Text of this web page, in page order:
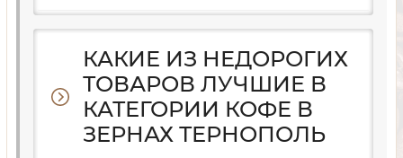
КАКИЕ ИЗ НЕДОРОГИХ
ТОВАРОВ ЛУЧШИЕ В
КАТЕГОРИИ КОФЕ В
ЗЕРНАХ ТЕРНОПОЛЬ